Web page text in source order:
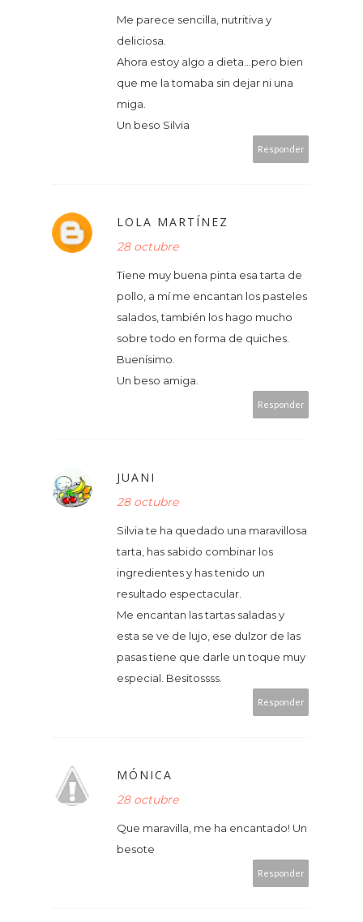
Me parece sencilla, nutritiva y
deliciosa.
Ahora estoy algo a dieta...pero bien
que me la tomaba sin dejar ni una
miga.
Un beso Silvia
Responder
LOLA MARTÍNEZ
28 octubre
Tiene muy buena pinta esa tarta de
pollo, a mí me encantan los pasteles
salados, también los hago mucho
sobre todo en forma de quiches.
Buenísimo.
Un beso amiga.
Responder
JUANI
28 octubre
Silvia te ha quedado una maravillosa
tarta, has sabido combinar los
ingredientes y has tenido un
resultado espectacular.
Me encantan las tartas saladas y
esta se ve de lujo, ese dulzor de las
pasas tiene que darle un toque muy
especial. Besitossss.
Responder
MÓNICA
28 octubre
Que maravilla, me ha encantado! Un
besote
Responder